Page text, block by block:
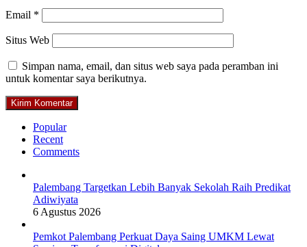
Email *
Situs Web
Simpan nama, email, dan situs web saya pada peramban ini
untuk komentar saya berikutnya.
Popular
Recent
Comments
Palembang Targetkan Lebih Banyak Sekolah Raih Predikat
Adiwiyata
6 Agustus 2026
Pemkot Palembang Perkuat Daya Saing UMKM Lewat